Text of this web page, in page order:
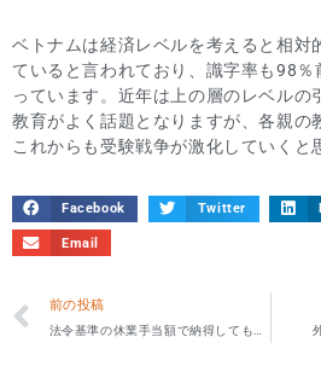
ベトナムは経済レベルを考えると相対
ていると言われており、識字率も98
っています。近年は上の層のレベルの
教育がよく話題となりますが、各親の
これからも受験戦争が激化していくと
Facebook Twitter
Email
前の投稿
法令基準の休業手当額で納得してもらえない場合